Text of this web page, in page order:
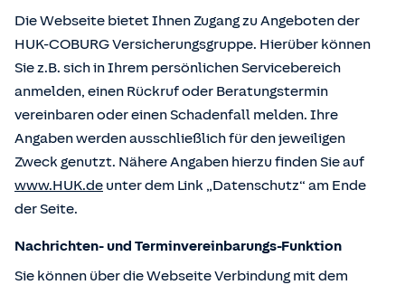
Die Webseite bietet Ihnen Zugang zu Angeboten der
HUK-COBURG Versicherungsgruppe. Hierüber können
Sie z.B. sich in Ihrem persönlichen Servicebereich
anmelden, einen Rückruf oder Beratungstermin
vereinbaren oder einen Schadenfall melden. Ihre
Angaben werden ausschließlich für den jeweiligen
Zweck genutzt. Nähere Angaben hierzu finden Sie auf
www.HUK.de unter dem Link „Datenschutz“ am Ende
der Seite.
Nachrichten- und Terminvereinbarungs-Funktion
Sie können über die Webseite Verbindung mit dem